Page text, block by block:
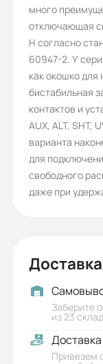
Серия:
HGD
Бренд:
HYUNDAI
Класс
1
Рабочее
240/415
Частота
много
отключающая
H согласно
60947-2. У
как окошко
бистабильная
контактов и
AUX, ALT, SHT,
варианта
для
свободного
даже при
Доставка
Заберите
из 23
Привезем